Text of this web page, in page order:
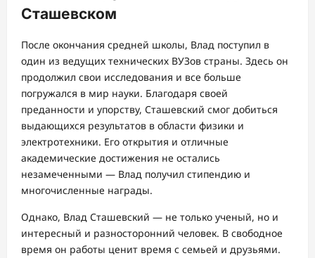
Сташевском
После окончания средней школы, Влад поступил в
один из ведущих технических ВУЗов страны. Здесь он
продолжил свои исследования и все больше
погружался в мир науки. Благодаря своей
преданности и упорству, Сташевский смог добиться
выдающихся результатов в области физики и
электротехники. Его открытия и отличные
академические достижения не остались
незамеченными — Влад получил стипендию и
многочисленные награды.
Однако, Влад Сташевский — не только ученый, но и
интересный и разносторонний человек. В свободное
время он работы ценит время с семьей и друзьями.